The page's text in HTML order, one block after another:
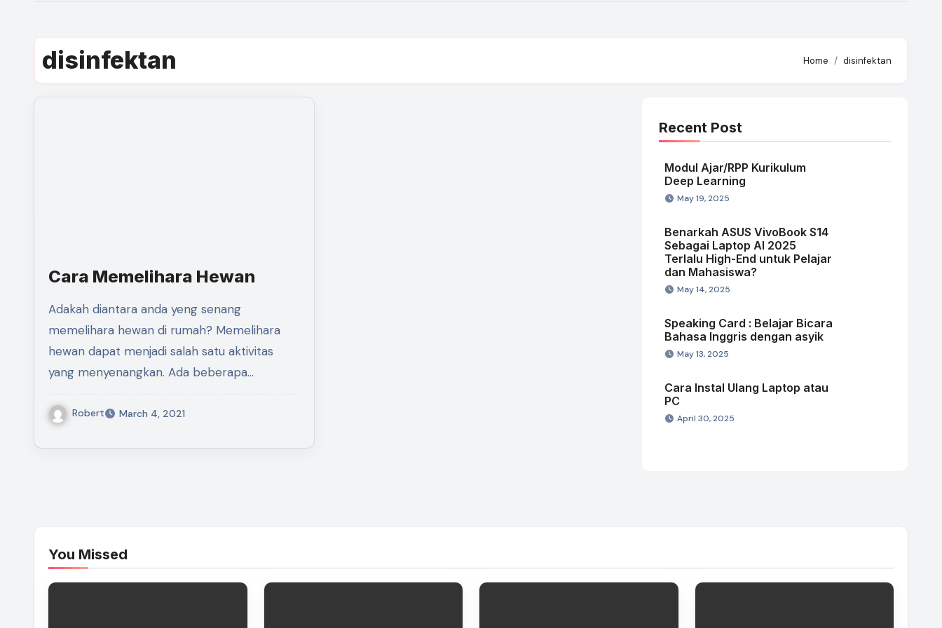
disinfektan Home disinfektan
Cara Memelihara Hewan
Adakah diantara anda yeng senang
memelihara hewan di rumah? Memelihara
hewan dapat menjadi salah satu aktivitas
yang menyenangkan. Ada beberapa…
Robert March 4, 2021
Recent Post
Modul Ajar/RPP Kurikulum
Deep Learning
May 19, 2025
Benarkah ASUS VivoBook S14
Sebagai Laptop AI 2025
Terlalu High-End untuk Pelajar
dan Mahasiswa?
May 14, 2025
Speaking Card : Belajar Bicara
Bahasa Inggris dengan asyik
May 13, 2025
Cara Instal Ulang Laptop atau
PC
April 30, 2025
You Missed